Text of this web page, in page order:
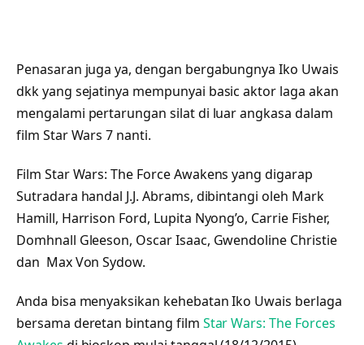
Penasaran juga ya, dengan bergabungnya Iko Uwais
dkk yang sejatinya mempunyai basic aktor laga akan
mengalami pertarungan silat di luar angkasa dalam
film Star Wars 7 nanti.
Film Star Wars: The Force Awakens yang digarap
Sutradara handal J.J. Abrams, dibintangi oleh Mark
Hamill, Harrison Ford, Lupita Nyong’o, Carrie Fisher,
Domhnall Gleeson, Oscar Isaac, Gwendoline Christie
dan Max Von Sydow.
Anda bisa menyaksikan kehebatan Iko Uwais berlaga
bersama deretan bintang film Star Wars: The Forces